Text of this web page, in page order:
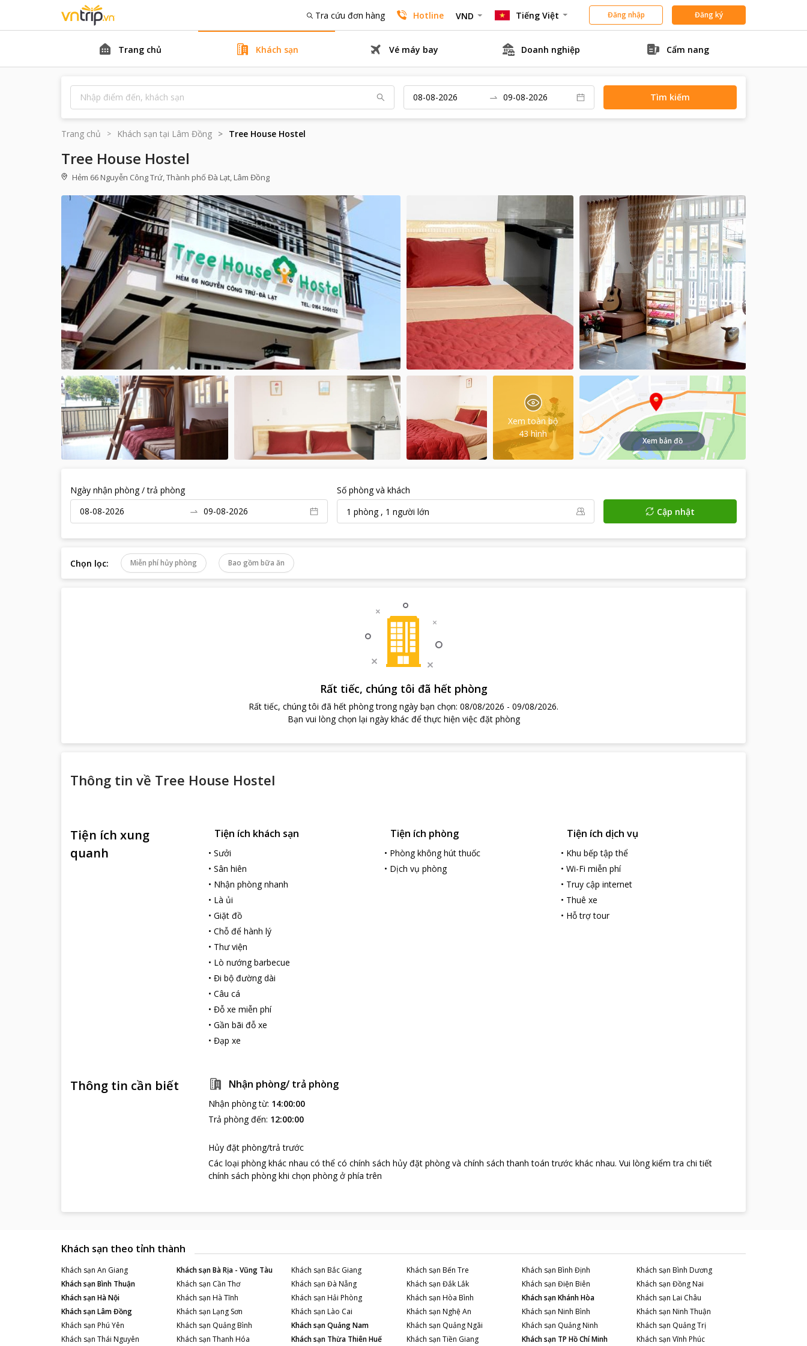
Tra cứu đơn hàng Hotline VND Tiếng Việt Đăng nhập Đăng ký
Trang chủ Khách sạn Vé máy bay Doanh nghiệp Cẩm nang
Tìm kiếm
Trang chủ Khách sạn tại Lâm Đồng Tree House Hostel
Tree House Hostel
Hẻm 66 Nguyễn Công Trứ, Thành phố Đà Lạt, Lâm Đồng
Xem toàn bộ
43 hình
Xem bản đồ
Ngày nhận phòng / trả phòng
Số phòng và khách
1 phòng, 1 người lớn Cập nhật
Chọn lọc: Miễn phí hủy phòng Bao gồm bữa ăn
Rất tiếc, chúng tôi đã hết phòng
Rất tiếc, chúng tôi đã hết phòng trong ngày bạn chọn: 08/08/2026 - 09/08/2026.
Bạn vui lòng chọn lại ngày khác để thực hiện việc đặt phòng
Thông tin về Tree House Hostel
Tiện ích xung
quanh
Tiện ích khách sạn
• Sưởi
• Sân hiên
• Nhận phòng nhanh
• Là ủi
• Giặt đồ
• Chỗ để hành lý
• Thư viện
• Lò nướng barbecue
• Đi bộ đường dài
• Câu cá
• Đỗ xe miễn phí
• Gần bãi đỗ xe
• Đạp xe
Tiện ích phòng
• Phòng không hút thuốc
• Dịch vụ phòng
Tiện ích dịch vụ
• Khu bếp tập thể
• Wi-Fi miễn phí
• Truy cập internet
• Thuê xe
• Hỗ trợ tour
Thông tin cần biết Nhận phòng/ trả phòng
Nhận phòng từ: 14:00:00
Trả phòng đến: 12:00:00
Hủy đặt phòng/trả trước
Các loại phòng khác nhau có thể có chính sách hủy đặt phòng và chính sách thanh toán trước khác nhau. Vui lòng kiểm tra chi tiết
chính sách phòng khi chọn phòng ở phía trên
Khách sạn theo tỉnh thành
Khách sạn An Giang Khách sạnBà Rịa - Vũng Tàu Khách sạn Bắc Giang Khách sạn Bến Tre Khách sạn Bình Định Khách sạn Bình Dương
Khách sạnBình Thuận Khách sạn Cần Thơ Khách sạn Đà Nẵng Khách sạn Đắk Lắk Khách sạn Điện Biên Khách sạn Đồng Nai
Khách sạnHà Nội Khách sạn Hà Tĩnh Khách sạn Hải Phòng Khách sạn Hòa Bình Khách sạnKhánh Hòa Khách sạn Lai Châu
Khách sạnLâm Đồng Khách sạn Lạng Sơn Khách sạn Lào Cai Khách sạn Nghệ An Khách sạn Ninh Bình Khách sạn Ninh Thuận
Khách sạn Phú Yên Khách sạn Quảng Bình Khách sạnQuảng Nam Khách sạn Quảng Ngãi Khách sạn Quảng Ninh Khách sạn Quảng Trị
Khách sạn Thái Nguyên Khách sạn Thanh Hóa Khách sạn Thừa Thiên Huế Khách sạn Tiền Giang Khách sạn TP Hồ Chí Minh Khách sạn Vĩnh Phúc